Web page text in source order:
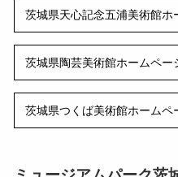
茨城県天心記念五浦美術館ホ
茨城県陶芸美術館ホームペー
茨城県つくば美術館ホームペ